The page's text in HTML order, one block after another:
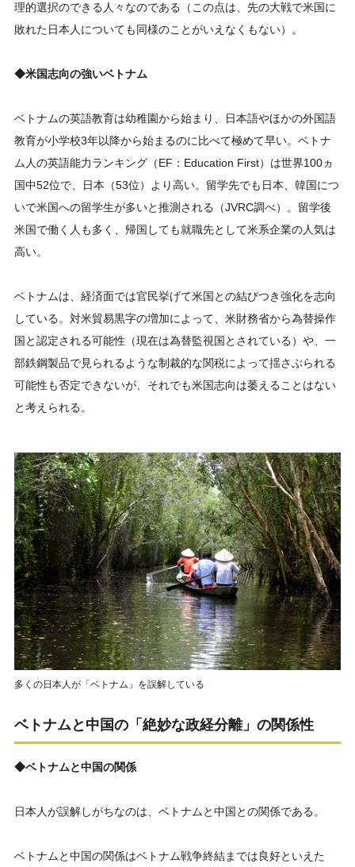
理的選択のできる人々なのである（この点は、先の大戦で米国に
敗れた日本人についても同様のことがいえなくもない）。
◆米国志向の強いベトナム
ベトナムの英語教育は幼稚園から始まり、日本語やほかの外国語
教育が小学校3年以降から始まるのに比べて極めて早い。ベトナ
ム人の英語能力ランキング（EF：Education First）は世界100ヵ
国中52位で、日本（53位）より高い。留学先でも日本、韓国につ
いで米国への留学生が多いと推測される（JVRC調べ）。留学後
米国で働く人も多く、帰国しても就職先として米系企業の人気は
高い。
ベトナムは、経済面では官民挙げて米国との結びつき強化を志向
している。対米貿易黒字の増加によって、米財務省から為替操作
国と認定される可能性（現在は為替監視国とされている）や、一
部鉄鋼製品で見られるような制裁的な関税によって揺さぶられる
可能性も否定できないが、それでも米国志向は萎えることはない
と考えられる。
多くの日本人が「ベトナム」を誤解している
ベトナムと中国の「絶妙な政経分離」の関係性
◆ベトナムと中国の関係
日本人が誤解しがちなのは、ベトナムと中国との関係である。
ベトナムと中国の関係はベトナム戦争終結までは良好といえた